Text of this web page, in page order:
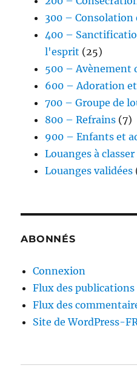
300 –
400 –
l'esprit (25)
500 – Avènement
600 – Adoration
700 – Groupe de
800 – Refrains (7)
900 – Enfants et
Louanges à classer
Louanges validées
ABONNÉS
Connexion
Flux des publications
Flux des
Site de WordPress-